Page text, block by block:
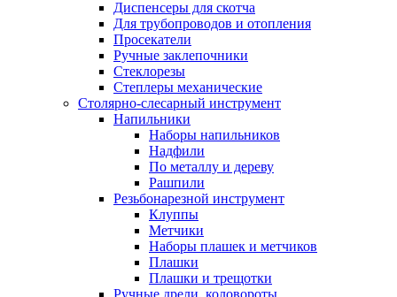
Диспенсеры для скотча
Для трубопроводов и отопления
Просекатели
Ручные заклепочники
Стеклорезы
Степлеры механические
Столярно-слесарный инструмент
Напильники
Наборы напильников
Надфили
По металлу и дереву
Рашпили
Резьбонарезной инструмент
Клуппы
Метчики
Наборы плашек и метчиков
Плашки
Плашки и трещотки
Ручные дрели, коловороты